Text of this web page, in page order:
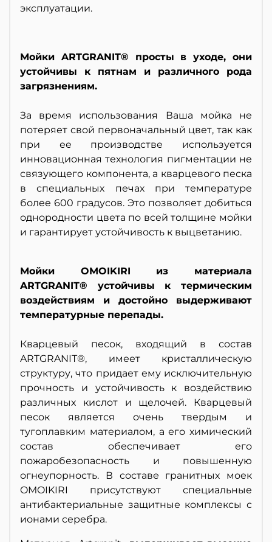
эксплуатации.
Мойки ARTGRANIT® просты в уходе, они
устойчивы к пятнам и различного рода
загрязнениям.
За время использования Ваша мойка не
потеряет свой первоначальный цвет, так как
при ее производстве используется
инновационная технология пигментации не
связующего компонента, а кварцевого песка
в специальных печах при температуре
более 600 градусов. Это позволяет добиться
однородности цвета по всей толщине мойки
и гарантирует устойчивость к выцветанию.
Мойки OMOIKIRI из материала
ARTGRANIT® устойчивы к термическим
воздействиям и достойно выдерживают
температурные перепады.
Кварцевый песок, входящий в состав
ARTGRANIT®, имеет кристаллическую
структуру, что придает ему исключительную
прочность и устойчивость к воздействию
различных кислот и щелочей. Кварцевый
песок является очень твердым и
тугоплавким материалом, а его химический
состав обеспечивает его
пожаробезопасность и повышенную
огнеупорность. В составе гранитных моек
OMOIKIRI присутствуют специальные
антибактериальные защитные комплексы с
ионами серебра.